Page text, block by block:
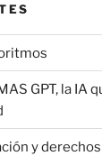
GPT, la IA
y